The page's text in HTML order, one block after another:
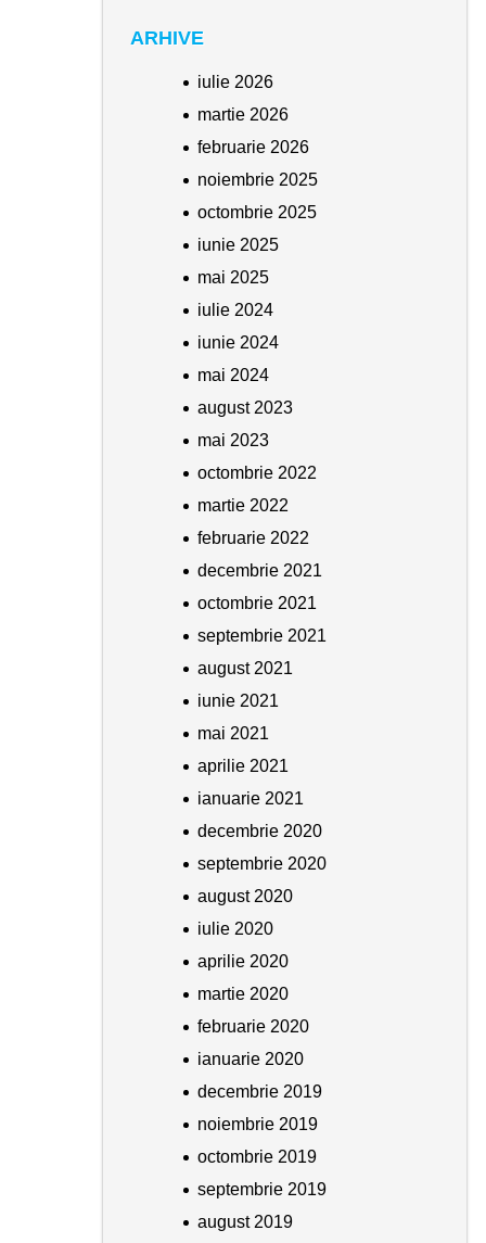
ARHIVE
iulie 2026
martie 2026
februarie 2026
noiembrie 2025
octombrie 2025
iunie 2025
mai 2025
iulie 2024
iunie 2024
mai 2024
august 2023
mai 2023
octombrie 2022
martie 2022
februarie 2022
decembrie 2021
octombrie 2021
septembrie 2021
august 2021
iunie 2021
mai 2021
aprilie 2021
ianuarie 2021
decembrie 2020
septembrie 2020
august 2020
iulie 2020
aprilie 2020
martie 2020
februarie 2020
ianuarie 2020
decembrie 2019
noiembrie 2019
octombrie 2019
septembrie 2019
august 2019